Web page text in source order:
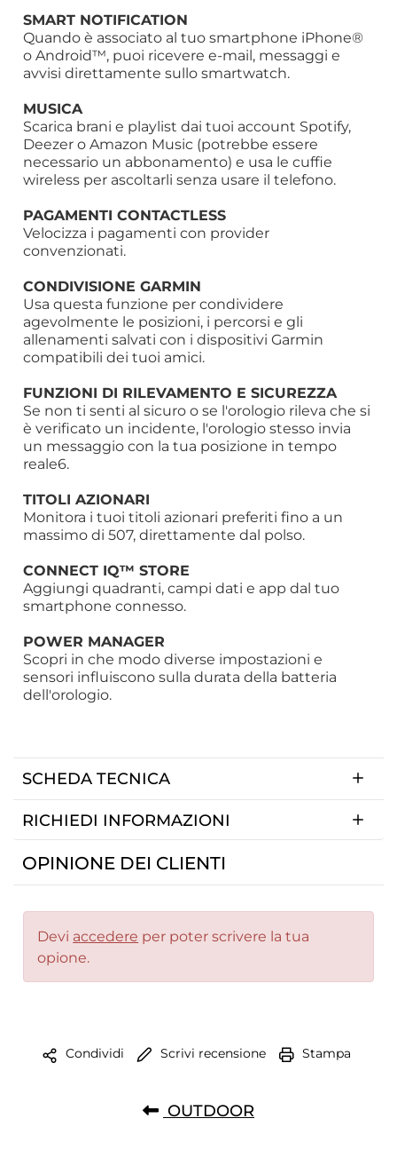
SMART NOTIFICATION
Quando è associato al tuo smartphone iPhone®
o Android™, puoi ricevere e-mail, messaggi e
avvisi direttamente sullo smartwatch.
MUSICA
Scarica brani e playlist dai tuoi account Spotify,
Deezer o Amazon Music (potrebbe essere
necessario un abbonamento) e usa le cuffie
wireless per ascoltarli senza usare il telefono.
PAGAMENTI CONTACTLESS
Velocizza i pagamenti con provider
convenzionati.
CONDIVISIONE GARMIN
Usa questa funzione per condividere
agevolmente le posizioni, i percorsi e gli
allenamenti salvati con i dispositivi Garmin
compatibili dei tuoi amici.
FUNZIONI DI RILEVAMENTO E SICUREZZA
Se non ti senti al sicuro o se l'orologio rileva che si
è verificato un incidente, l'orologio stesso invia
un messaggio con la tua posizione in tempo
reale6.
TITOLI AZIONARI
Monitora i tuoi titoli azionari preferiti fino a un
massimo di 507, direttamente dal polso.
CONNECT IQ™ STORE
Aggiungi quadranti, campi dati e app dal tuo
smartphone connesso.
POWER MANAGER
Scopri in che modo diverse impostazioni e
sensori influiscono sulla durata della batteria
dell'orologio.
SCHEDA TECNICA
RICHIEDI INFORMAZIONI
OPINIONE DEI CLIENTI
Devi accedere per poter scrivere la tua
opione.
Condividi Scrivi recensione Stampa
OUTDOOR